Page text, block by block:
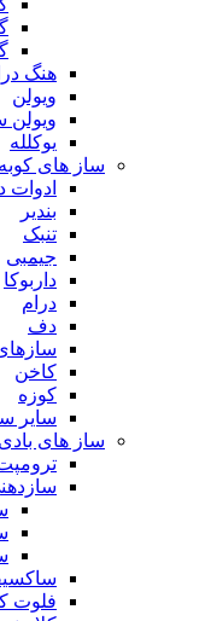
هنگ
ویولن
ویولن
یوکلله
ساز های
ادوات
بندیر
تنبک
جیمبی
داربوکا
درام
دف
کاخن
کوزه
سایر
ساز های بادی
فلوت